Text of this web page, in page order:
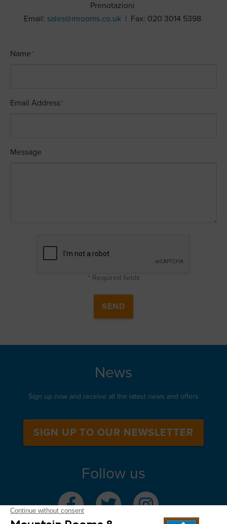
Prenotazioni
Email: sales@mrooms.co.uk | Fax: 020 3014 5398
Name *
Email Address*
Message
* Required fields
News
Sign up now and receive all the latest news and offers
SIGN UP TO OUR NEWSLETTER
Follow us